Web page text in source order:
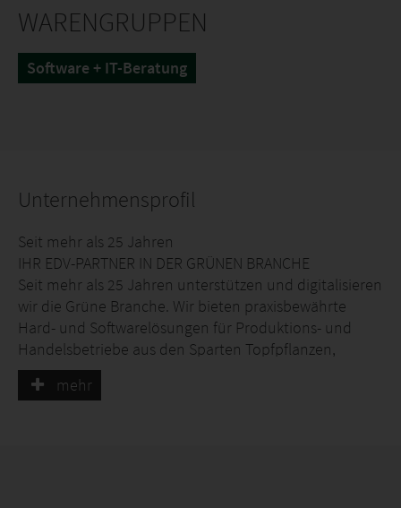
WARENGRUPPEN
Software + IT-Beratung
Unternehmensprofil
Seit mehr als 25 Jahren
IHR EDV-PARTNER IN DER GRÜNEN BRANCHE
Seit mehr als 25 Jahren unterstützen und digitalisieren
wir die Grüne Branche. Wir bieten praxisbewährte
Hard- und Softwarelösungen für Produktions- und
Handelsbetriebe aus den Sparten Topfpflanzen,
Schnittblumen, Baumschule sowie dem Obst- und
Gemüsebau an. Mit unserem BLUCom-System decken
mehr